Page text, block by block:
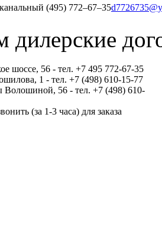
(495) 772‒67‒35
дилерские
шоссе, 56 - тел. +7 495 772-67-35
1 - тел. +7 (498) 610-15-77
56 - тел. +7 (498) 610-
(за 1-3 часа) для заказа